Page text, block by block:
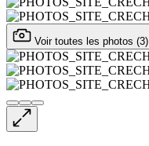
Voir toutes les photos (3)